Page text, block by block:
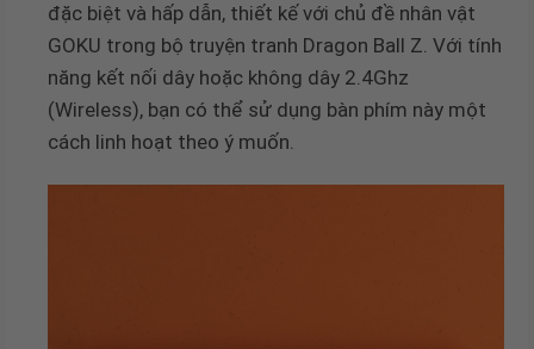
đặc biệt và hấp dẫn, thiết kế với chủ đề nhân vật
GOKU trong bộ truyện tranh Dragon Ball Z. Với tính
năng kết nối dây hoặc không dây 2.4Ghz
(Wireless), bạn có thể sử dụng bàn phím này một
cách linh hoạt theo ý muốn.